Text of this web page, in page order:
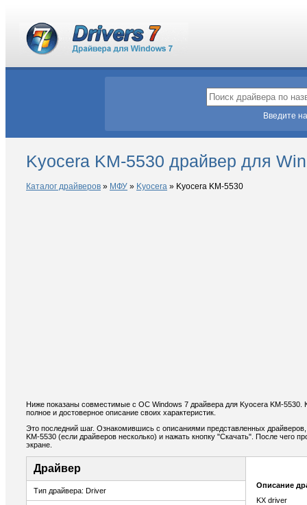
Введите
Kyocera KM-5530 драйвер для
Каталог драйверов » МФУ » Kyocera » Kyocera KM-5530
Ниже показаны совместимые с ОС Windows 7 драйвера для Kyocera KM-
полное и достоверное описание своих характеристик.
Это последний шаг. Ознакомившись с описаниями представленных
KM-5530 (если драйверов несколько) и нажать кнопку "Скачать". После чего
экране.
Драйвер
Тип драйвера: Driver
Описание
KX driver